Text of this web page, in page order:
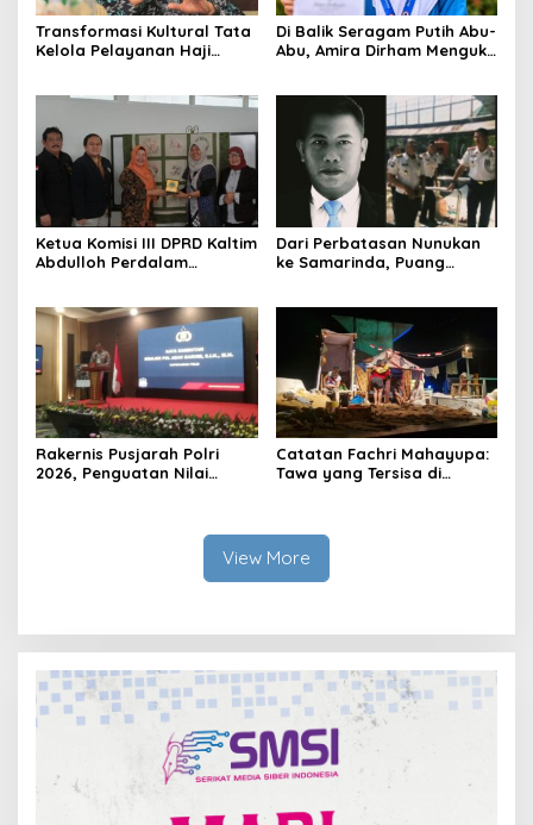
Transformasi Kultural Tata
Kelola Pelayanan Haji
Di Balik Seragam Putih Abu-
Abu, Amira Dirham Mengukir
Ketua Komisi III DPRD Kaltim
Abdulloh Perdalam
Dari Perbatasan Nunukan
ke Samarinda, Puang
Rakernis Pusjarah Polri
2026, Penguatan Nilai
Catatan Fachri Mahayupa:
Tawa yang Tersisa di
Samarinda
View More